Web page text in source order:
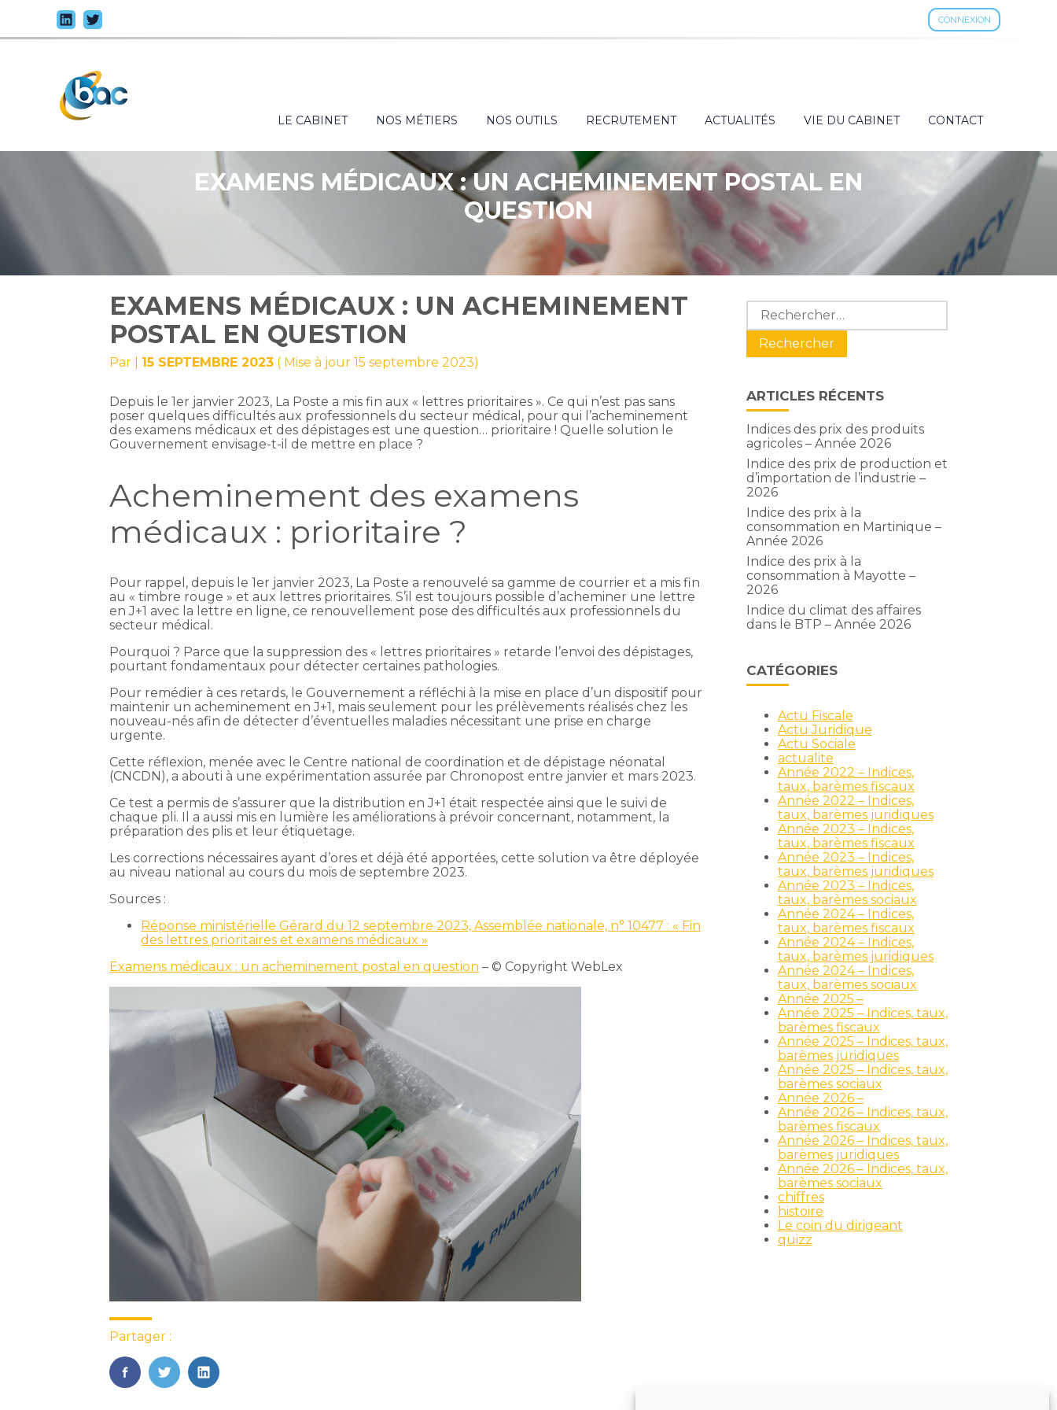
CONNEXION
au
contenu
Principal
LE CABINET NOS MÉTIERS NOS OUTILS RECRUTEMENT ACTUALITÉS VIE DU CABINET CONTACT
EXAMENS MÉDICAUX : UN ACHEMINEMENT POSTAL EN
QUESTION
EXAMENS MÉDICAUX : UN ACHEMINEMENT
POSTAL EN QUESTION
Par 15 SEPTEMBRE 2023 ( Mise à jour 15 septembre 2023)
Depuis le 1er janvier 2023, La Poste a mis fin aux « lettres prioritaires ». Ce qui n’est pas sans
poser quelques difficultés aux professionnels du secteur médical, pour qui l’acheminement
des examens médicaux et des dépistages est une question… prioritaire ! Quelle solution le
Gouvernement envisage-t-il de mettre en place ?
Acheminement des examens
médicaux : prioritaire ?
Pour rappel, depuis le 1er janvier 2023, La Poste a renouvelé sa gamme de courrier et a mis fin
au « timbre rouge » et aux lettres prioritaires. S’il est toujours possible d’acheminer une lettre
en J+1 avec la lettre en ligne, ce renouvellement pose des difficultés aux professionnels du
secteur médical.
Pourquoi ? Parce que la suppression des « lettres prioritaires » retarde l’envoi des dépistages,
pourtant fondamentaux pour détecter certaines pathologies.
Pour remédier à ces retards, le Gouvernement a réfléchi à la mise en place d’un dispositif pour
maintenir un acheminement en J+1, mais seulement pour les prélèvements réalisés chez les
nouveau-nés afin de détecter d’éventuelles maladies nécessitant une prise en charge
urgente.
Cette réflexion, menée avec le Centre national de coordination et de dépistage néonatal
(CNCDN), a abouti à une expérimentation assurée par Chronopost entre janvier et mars 2023.
Ce test a permis de s’assurer que la distribution en J+1 était respectée ainsi que le suivi de
chaque pli. Il a aussi mis en lumière les améliorations à prévoir concernant, notamment, la
préparation des plis et leur étiquetage.
Les corrections nécessaires ayant d’ores et déjà été apportées, cette solution va être déployée
au niveau national au cours du mois de septembre 2023.
Sources :
Réponse ministérielle Gérard du 12 septembre 2023, Assemblée nationale, n° 10477 : « Fin
des lettres prioritaires et examens médicaux »
Examens médicaux : un acheminement postal en question – © Copyright WebLex
Partager :
FaceBook
TwitterLinkedIn
Blog
sidebar
Rechercher :
ARTICLES RÉCENTS
Indices des prix des produits
agricoles – Année 2026
Indice des prix de production et
d’importation de l’industrie –
2026
Indice des prix à la
consommation en Martinique –
Année 2026
Indice des prix à la
consommation à Mayotte –
2026
Indice du climat des affaires
dans le BTP – Année 2026
CATÉGORIES
Actu Fiscale
Actu Juridique
Actu Sociale
actualite
Année 2022 – Indices,
taux, barèmes fiscaux
Année 2022 – Indices,
taux, barèmes juridiques
Année 2023 – Indices,
taux, barèmes fiscaux
Année 2023 – Indices,
taux, barèmes juridiques
Année 2023 – Indices,
taux, barèmes sociaux
Année 2024 – Indices,
taux, barèmes fiscaux
Année 2024 – Indices,
taux, barèmes juridiques
Année 2024 – Indices,
taux, barèmes sociaux
Année 2025 –
Année 2025 – Indices, taux,
barèmes fiscaux
Année 2025 – Indices, taux,
barèmes juridiques
Année 2025 – Indices, taux,
barèmes sociaux
Année 2026 –
Année 2026 – Indices, taux,
barèmes fiscaux
Année 2026 – Indices, taux,
barèmes juridiques
Année 2026 – Indices, taux,
barèmes sociaux
chiffres
histoire
Le coin du dirigeant
quizz